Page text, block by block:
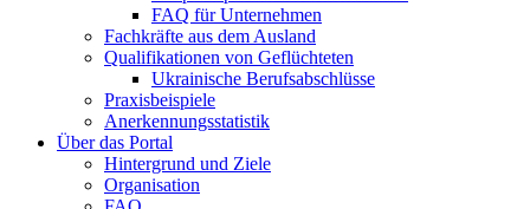
FAQ für Unternehmen
Fachkräfte aus dem Ausland
Qualifikationen von Geflüchteten
Ukrainische Berufsabschlüsse
Praxisbeispiele
Anerkennungsstatistik
Über das Portal
Hintergrund und Ziele
Organisation